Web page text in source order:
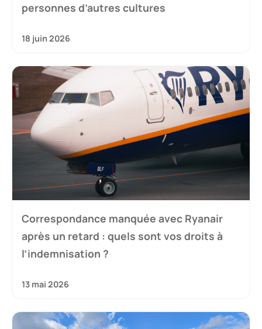
personnes d’autres cultures
18 juin 2026
Correspondance manquée avec Ryanair
après un retard : quels sont vos droits à
l’indemnisation ?
13 mai 2026